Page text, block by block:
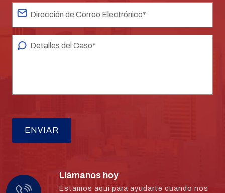
Llámanos hoy
Estamos aquí para ayudarte cuando nos